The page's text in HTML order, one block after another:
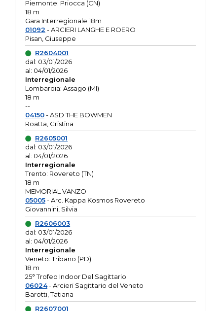
Piemonte: Priocca (CN)
18 m
Gara Interregionale 18m
01092 - ARCIERI LANGHE E ROERO
Pisan, Giuseppe
R2604001
dal: 03/01/2026
al: 04/01/2026
Interregionale
Lombardia: Assago (MI)
18 m
--
04150- ASD THE BOWMEN
Roatta, Cristina
R2605001
dal: 03/01/2026
al: 04/01/2026
Interregionale
Trento: Rovereto (TN)
18 m
MEMORIAL VANZO
05005- Arc. Kappa Kosmos Rovereto
Giovannini, Silvia
R2606003
dal: 03/01/2026
al: 04/01/2026
Interregionale
Veneto: Tribano (PD)
18 m
25° Trofeo Indoor Del Sagittario
06024- Arcieri Sagittario del Veneto
Barotti, Tatiana
R2607001